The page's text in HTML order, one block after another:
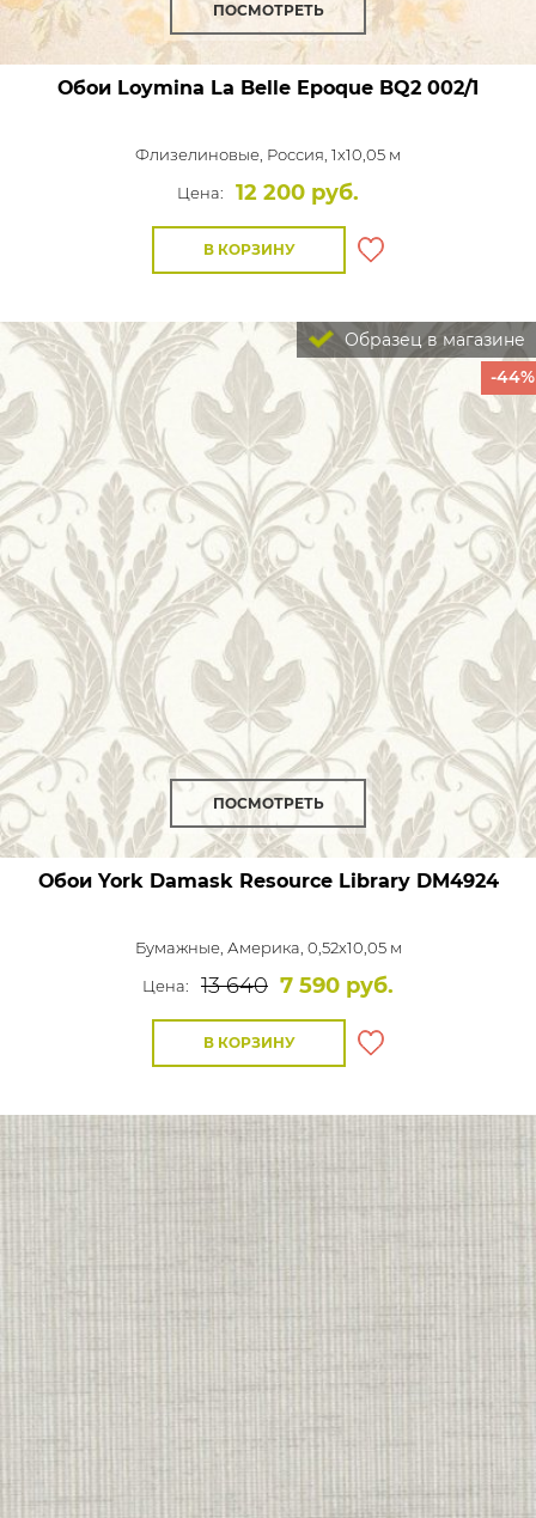
ПОСМОТРЕТЬ
Обои Loymina La Belle Epoque BQ2 002/1
Флизелиновые, Россия, 1x10,05 м
Цена:
12 200 руб.
В КОРЗИНУ
Образец в магазине
-44%
ПОСМОТРЕТЬ
Обои York Damask Resource LibraryDM4924
Бумажные, Америка, 0,52x10,05 м
Цена:
13 640 7 590 руб.
В КОРЗИНУ